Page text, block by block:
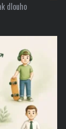
dlouho